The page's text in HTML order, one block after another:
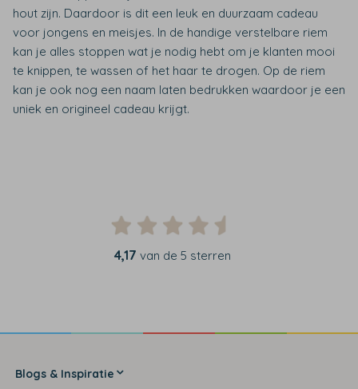
hout zijn. Daardoor is dit een leuk en duurzaam cadeau
voor jongens en meisjes. In de handige verstelbare riem
kan je alles stoppen wat je nodig hebt om je klanten mooi
te knippen, te wassen of het haar te drogen. Op de riem
kan je ook nog een naam laten bedrukken waardoor je een
uniek en origineel cadeau krijgt.
4,17 van de 5 sterren
Blogs & Inspiratie